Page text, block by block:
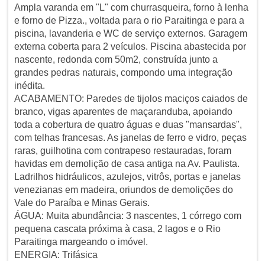
Ampla varanda em "L" com churrasqueira, forno à lenha
e forno de Pizza., voltada para o rio Paraitinga e para a
piscina, lavanderia e WC de serviço externos. Garagem
externa coberta para 2 veículos. Piscina abastecida por
nascente, redonda com 50m2, construída junto a
grandes pedras naturais, compondo uma integração
inédita.
ACABAMENTO: Paredes de tijolos maciços caiados de
branco, vigas aparentes de maçaranduba, apoiando
toda a cobertura de quatro águas e duas "mansardas",
com telhas francesas. As janelas de ferro e vidro, peças
raras, guilhotina com contrapeso restauradas, foram
havidas em demolição de casa antiga na Av. Paulista.
Ladrilhos hidráulicos, azulejos, vitrôs, portas e janelas
venezianas em madeira, oriundos de demolições do
Vale do Paraíba e Minas Gerais.
ÁGUA: Muita abundância: 3 nascentes, 1 córrego com
pequena cascata próxima à casa, 2 lagos e o Rio
Paraitinga margeando o imóvel.
ENERGIA: Trifásica